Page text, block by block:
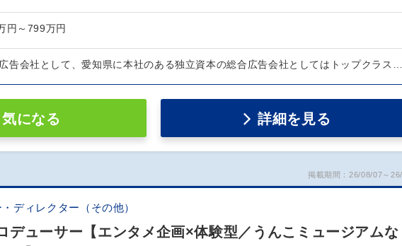
円～799万円
告会社として、愛知県に本社のある独立資本の総合広告会社としてはトップクラス…
気になる 詳細を見る
掲載期間：26/08/07～
ディレクター（その他）
デューサー【エンタメ企画×体験型／うんこミュージアムな